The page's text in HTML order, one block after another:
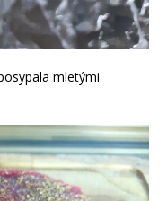
mletými